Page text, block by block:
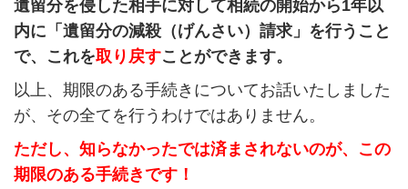
遺留分を侵した相手に対して相続の開始から1年以
内に「遺留分の減殺（げんさい）請求」を行うこと
で、これを取り戻すことができます。
以上、期限のある手続きについてお話いたしました
が、その全てを行うわけではありません。
ただし、知らなかったでは済まされないのが、この
期限のある手続きです！